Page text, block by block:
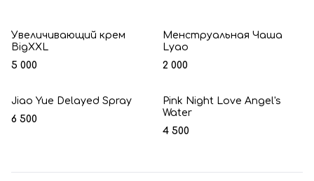
Увеличивающий крем
BigXXL
5 000
Менструальная Чаша
Lyao
2 000
Jiao Yue Delayed Spray
6 500
Pink Night Love Angel's
Water
4 500